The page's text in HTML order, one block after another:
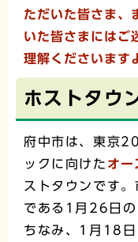
ただいた皆さま、
いた皆さまにはご
理解くださいます
ホストタウ
府中市は、東京
ックに向けた オー
ストタウンです
である1月26日の
ちなみ、1月18